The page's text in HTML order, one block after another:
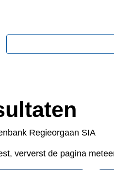
Regieorgaan SIA
ververst de pagina